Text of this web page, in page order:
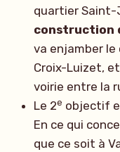
quartier Saint-
construction
va enjamber le
Croix-Luizet,
voirie entre la
Le 2e objectif
En ce qui
que ce soit à